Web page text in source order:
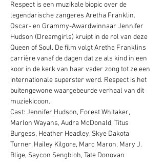
Respect is een muzikale biopic over de
legendarische zangeres Aretha Franklin.
Oscar- en Grammy-Awardwinnaar Jennifer
Hudson (Dreamgirls) kruipt in de rol van deze
Queen of Soul. De film volgt Aretha Franklins
carrière vanaf de dagen dat ze als kind in een
koor in de kerk van haar vader zong tot ze een
internationale superster werd. Respect is het
buitengewone waargebeurde verhaal van dit
muziekicoon.
Cast: Jennifer Hudson, Forest Whitaker,
Marlon Wayans, Audra McDonald, Titus
Burgess, Heather Headley, Skye Dakota
Turner, Hailey Kilgore, Marc Maron, Mary J.
Blige, Saycon Sengbloh, Tate Donovan